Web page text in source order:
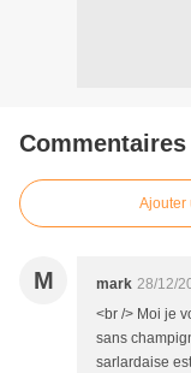
Commentaires
Ajouter
M mark 28/12/
<br /> Moi je
sans
sarlardaise